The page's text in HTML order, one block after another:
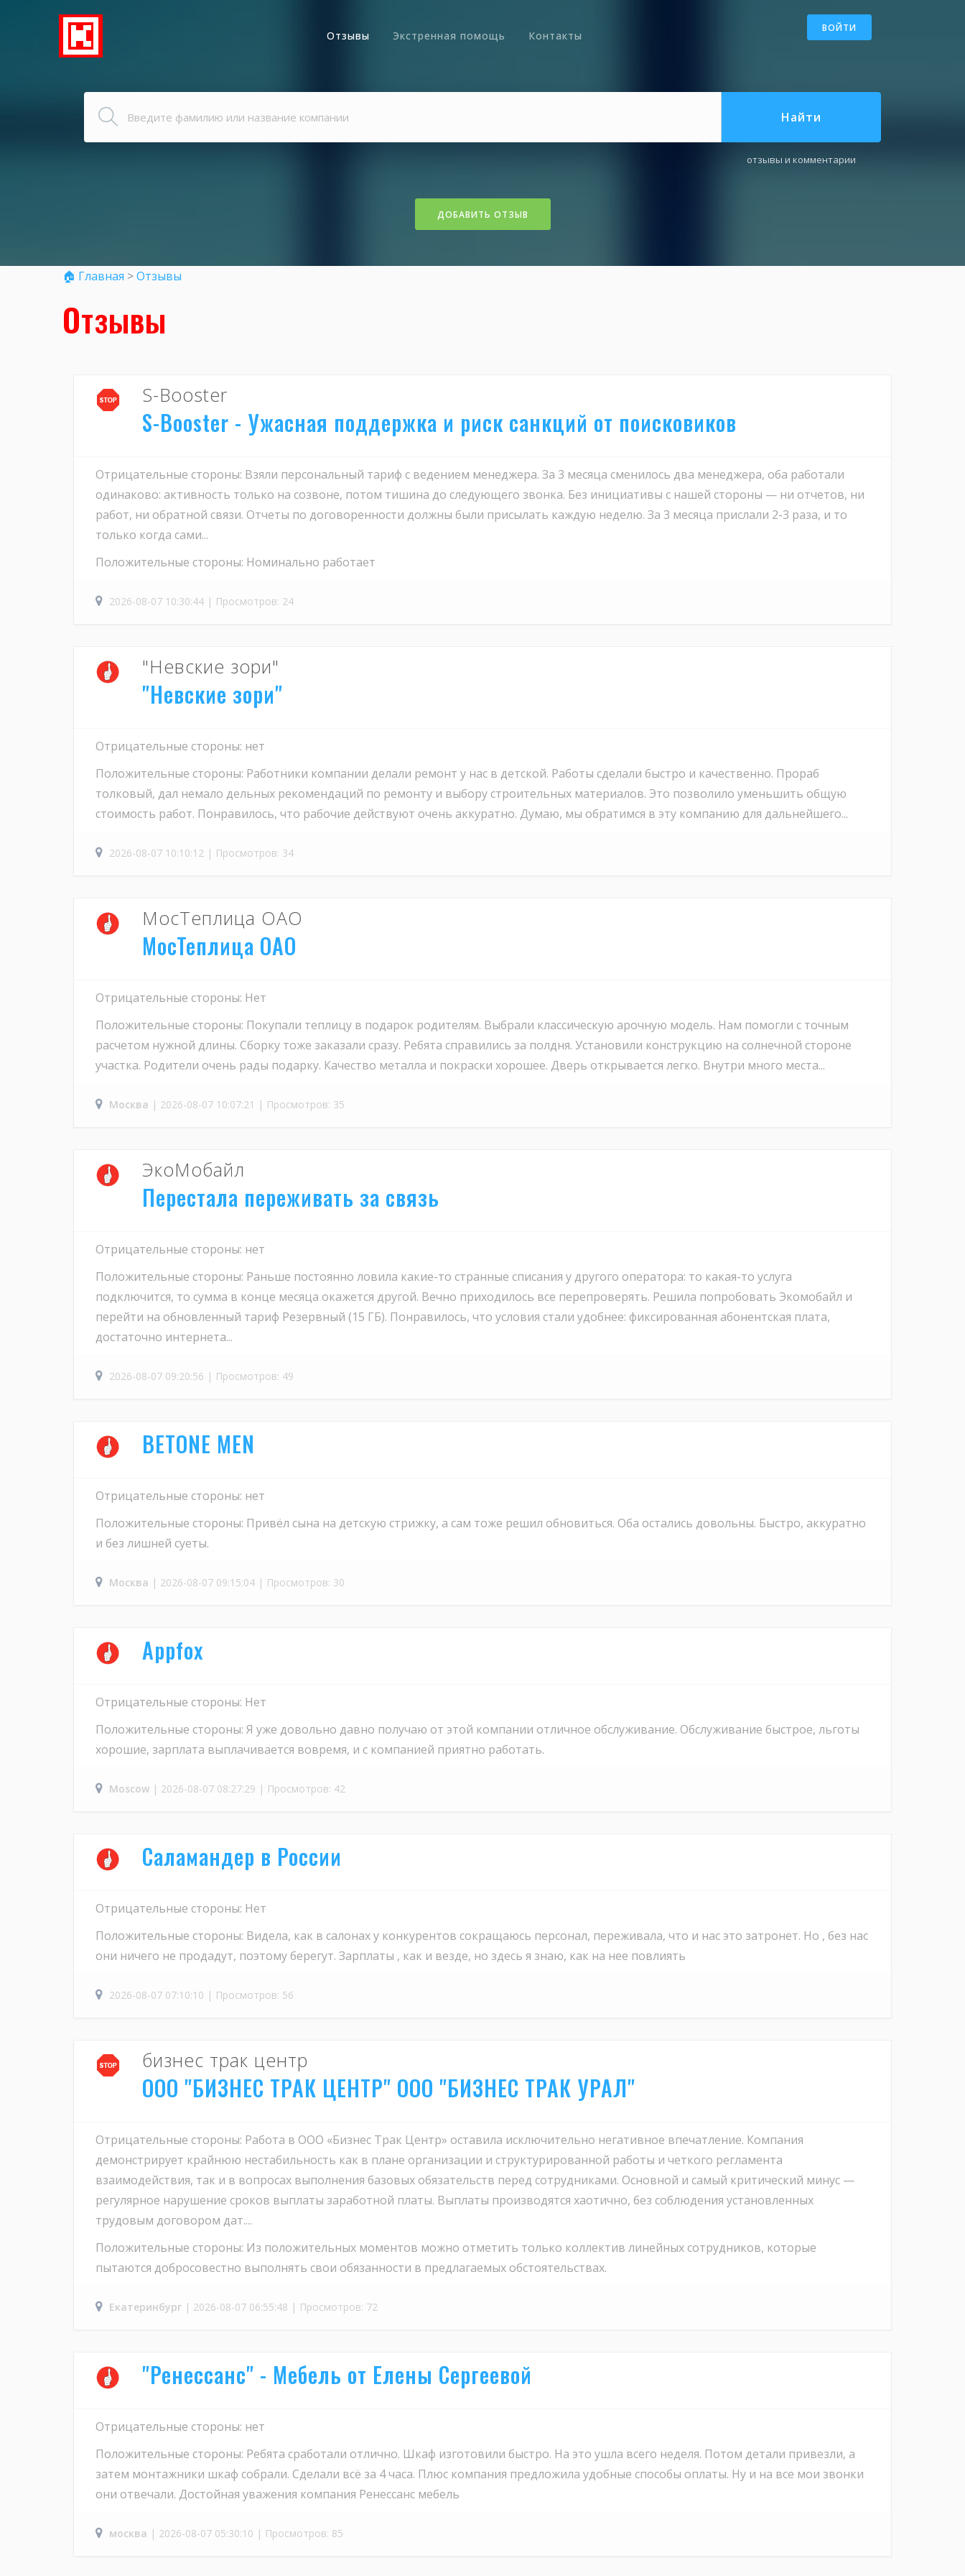
ВОЙТИ
Отзывы Экстренная помощь Контакты
Найти
отзывы и комментарии
ДОБАВИТЬ ОТЗЫВ
🏠 Главная >Отзывы
Отзывы
S-Booster
S-Booster - Ужасная поддержка и риск санкций от поисковиков
Отрицательные стороны: Взяли персональный тариф с ведением менеджера. За 3 месяца сменилось два менеджера, оба работали
одинаково: активность только на созвоне, потом тишина до следующего звонка. Без инициативы с нашей стороны — ни отчетов, ни
работ, ни обратной связи. Отчеты по договоренности должны были присылать каждую неделю. За 3 месяца прислали 2-3 раза, и то
только когда сами...
Положительные стороны: Номинально работает
2026-08-07 10:30:44 | Просмотров: 24
"Невские зори"
"Невские зори"
Отрицательные стороны: нет
Положительные стороны: Работники компании делали ремонт у нас в детской. Работы сделали быстро и качественно. Прораб
толковый, дал немало дельных рекомендаций по ремонту и выбору строительных материалов. Это позволило уменьшить общую
стоимость работ. Понравилось, что рабочие действуют очень аккуратно. Думаю, мы обратимся в эту компанию для дальнейшего...
2026-08-07 10:10:12 | Просмотров: 34
МосТеплица ОАО
МосТеплица ОАО
Отрицательные стороны: Нет
Положительные стороны: Покупали теплицу в подарок родителям. Выбрали классическую арочную модель. Нам помогли с точным
расчетом нужной длины. Сборку тоже заказали сразу. Ребята справились за полдня. Установили конструкцию на солнечной стороне
участка. Родители очень рады подарку. Качество металла и покраски хорошее. Дверь открывается легко. Внутри много места...
Москва | 2026-08-07 10:07:21 | Просмотров: 35
ЭкоМобайл
Перестала переживать за связь
Отрицательные стороны: нет
Положительные стороны: Раньше постоянно ловила какие-то странные списания у другого оператора: то какая-то услуга
подключится, то сумма в конце месяца окажется другой. Вечно приходилось все перепроверять. Решила попробовать Экомобайл и
перейти на обновленный тариф Резервный (15 ГБ). Понравилось, что условия стали удобнее: фиксированная абонентская плата,
достаточно интернета...
2026-08-07 09:20:56 | Просмотров: 49
BETONE MEN
Отрицательные стороны: нет
Положительные стороны: Привёл сына на детскую стрижку, а сам тоже решил обновиться. Оба остались довольны. Быстро, аккуратно
и без лишней суеты.
Москва | 2026-08-07 09:15:04 | Просмотров: 30
Appfox
Отрицательные стороны: Нет
Положительные стороны: Я уже довольно давно получаю от этой компании отличное обслуживание. Обслуживание быстрое, льготы
хорошие, зарплата выплачивается вовремя, и с компанией приятно работать.
Moscow | 2026-08-07 08:27:29 | Просмотров: 42
Саламандер в России
Отрицательные стороны: Нет
Положительные стороны: Видела, как в салонах у конкурентов сокращаюсь персонал, переживала, что и нас это затронет. Но , без нас
они ничего не продадут, поэтому берегут. Зарплаты , как и везде, но здесь я знаю, как на нее повлиять
2026-08-07 07:10:10 | Просмотров: 56
бизнес трак центр
ООО "БИЗНЕС ТРАК ЦЕНТР" ООО "БИЗНЕС ТРАК УРАЛ"
Отрицательные стороны: Работа в ООО «Бизнес Трак Центр» оставила исключительно негативное впечатление. Компания
демонстрирует крайнюю нестабильность как в плане организации и структурированной работы и четкого регламента
взаимодействия, так и в вопросах выполнения базовых обязательств перед сотрудниками. Основной и самый критический минус —
регулярное нарушение сроков выплаты заработной платы. Выплаты производятся хаотично, без соблюдения установленных
трудовым договором дат....
Положительные стороны: Из положительных моментов можно отметить только коллектив линейных сотрудников, которые
пытаются добросовестно выполнять свои обязанности в предлагаемых обстоятельствах.
Екатеринбург | 2026-08-07 06:55:48 | Просмотров: 72
"Ренессанс" - Мебель от Елены Сергеевой
Отрицательные стороны: нет
Положительные стороны: Ребята сработали отлично. Шкаф изготовили быстро. На это ушла всего неделя. Потом детали привезли, а
затем монтажники шкаф собрали. Сделали всё за 4 часа. Плюс компания предложила удобные способы оплаты. Ну и на все мои звонки
они отвечали. Достойная уважения компания Ренессанс мебель
москва | 2026-08-07 05:30:10 | Просмотров: 85